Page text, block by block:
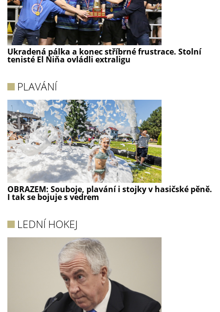
Ukradená pálka a konec stříbrné frustrace. Stolní
tenisté El Niňa ovládli extraligu
PLAVÁNÍ
OBRAZEM: Souboje, plavání i stojky v hasičské pěně.
I tak se bojuje s vedrem
LEDNÍ HOKEJ